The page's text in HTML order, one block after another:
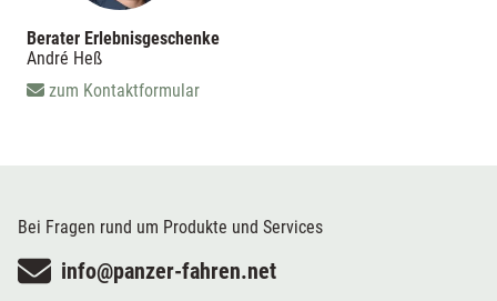
Berater Erlebnisgeschenke
André Heß
zum Kontaktformular
Bei Fragen rund um Produkte und Services
info@panzer-fahren.net